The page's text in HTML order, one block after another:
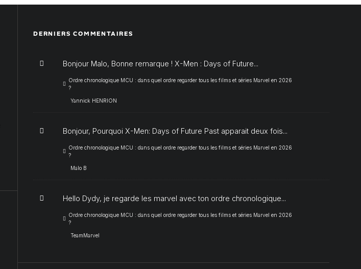
DERNIERS COMMENTAIRES
Bonjour Malo, Bonne remarque ! X-Men : Days of Future...
Ordre chronologique MCU : dans quel ordre regarder tous les films et séries Marvel en 2026
?
Yannick HENRION
Bonjour, Pourquoi X-Men: Days of Future Past apparait deux fois...
Ordre chronologique MCU : dans quel ordre regarder tous les films et séries Marvel en 2026
?
Malo B
Hello Dydy, je regarde les marvel avec ton ordre chronologique...
Ordre chronologique MCU : dans quel ordre regarder tous les films et séries Marvel en 2026
?
TeamMarvel